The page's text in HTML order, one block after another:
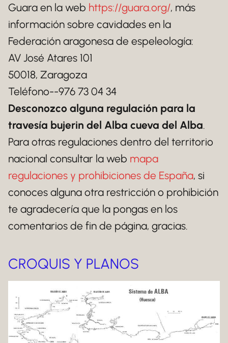
Guara en la web https://guara.org/, más
información sobre cavidades en la
Federación aragonesa de espeleología:
AV José Atares 101
50018, Zaragoza
Teléfono--976 73 04 34
Desconozco alguna regulación para la
travesía bujerin del Alba cueva del Alba.
Para otras regulaciones dentro del territorio
nacional consultar la web mapa
regulaciones y prohibiciones de España, si
conoces alguna otra restricción o prohibición
te agradecería que la pongas en los
comentarios de fin de página, gracias.
CROQUIS Y PLANOS